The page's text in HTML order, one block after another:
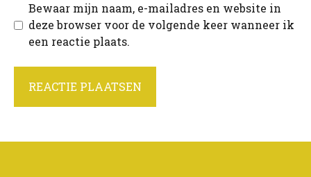
Bewaar mijn naam, e-mailadres en website in
deze browser voor de volgende keer wanneer ik
een reactie plaats.